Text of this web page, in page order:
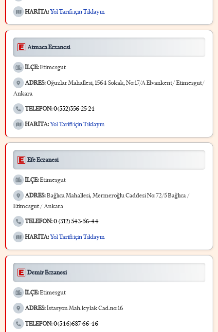
HARİTA:Yol Tarifi için Tıklayın
Atmaca Eczanesi
İLÇE:Etimesgut
ADRES:Oğuzlar Mahallesi, 1564 Sokak, No:17/A Elvankent/ Etimesgut/
Ankara
TELEFON:0(552)356-25-24
HARİTA:Yol Tarifi için Tıklayın
Efe Eczanesi
İLÇE:Etimesgut
ADRES:Bağlıca Mahallesi, Mermeroğlu Caddesi No:72/5 Bağlıca /
Etimesgut / Ankara
TELEFON:0 (312) 543-56-44
HARİTA:Yol Tarifi için Tıklayın
Demir Eczanesi
İLÇE:Etimesgut
ADRES:İstasyon Mah.leylak Cad.no:16
TELEFON:0(546)687-66-46